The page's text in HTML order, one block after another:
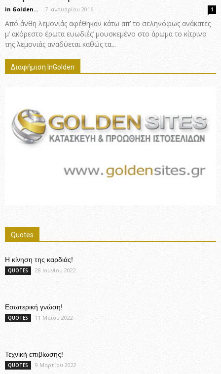
in Golden... - 7 Ιανουαρίου 2016 1
Από άνθη λεμονιάς αφέθηκαν κάτω απ’ το σεληνόφως ανάκατες
μ’ ακόρεστο έρωτα ευωδιές’ μουσκεμένο στο άρωμα το κίτρινο
της λεμονιάς αναδύεται καθώς τα...
Διαφήμιση InGolden
Quotes
Η κίνηση της καρδιάς!
QUOTES 28 Ιουνίου 2022
Εσωτερική γνώση!
QUOTES 11 Μαΐου 2022
Τεχνική επιβίωσης!
QUOTES 9 Μαρτίου 2022